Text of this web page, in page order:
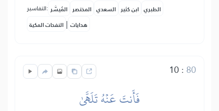
التفاسير: المُيسَّر المختصر السعدي ابن كثير الطبري
النفحات المكية | هدايات
10: 80
فَأَنتَ عَنۡهُ تَلَهَّىٰ